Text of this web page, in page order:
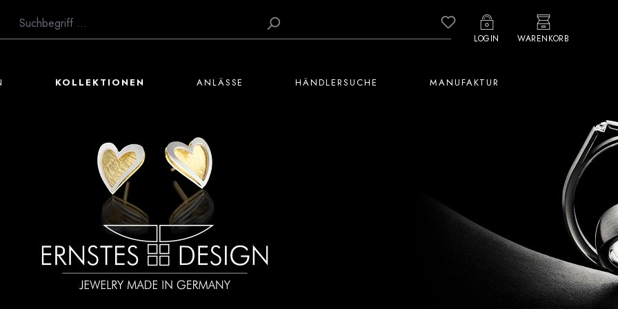
Du hast 0 Produkte auf dem
LOGIN WARENKORB
KOLLEKTIONEN ANLÄSSE HÄNDLERSUCHE MANUFAKTUR